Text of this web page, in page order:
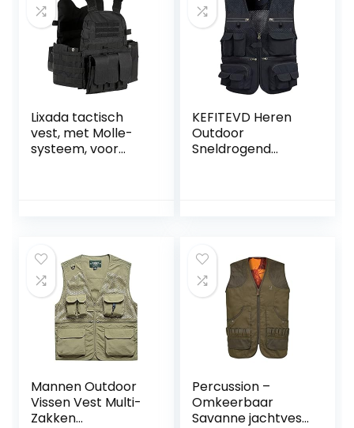
Lixada tactisch
vest, met Molle-
systeem, voor
KEFITEVD Heren
Outdoor
Sneldrogend
Mannen Outdoor
Vissen Vest Multi-
Zakken
Percussion –
Omkeerbaar
Savanne jachtvest